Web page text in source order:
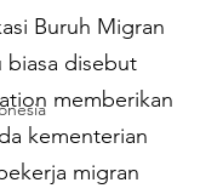
Buruh Migran
biasa disebut
memberikan
kementerian
migran